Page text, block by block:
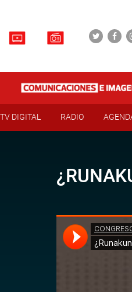
TV DIGITAL RADIO